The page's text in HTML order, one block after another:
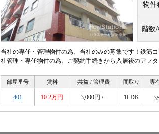
物件
階数
当社の専任・管理物件の為、当社のみの募集です！鉄筋
社管理・専任物件の為、ご契約手続きから入居後のアフ
部屋番号 賃料 共益 / 管理費 間取り 専
401 10.2万円 3,000円 / - 1LDK